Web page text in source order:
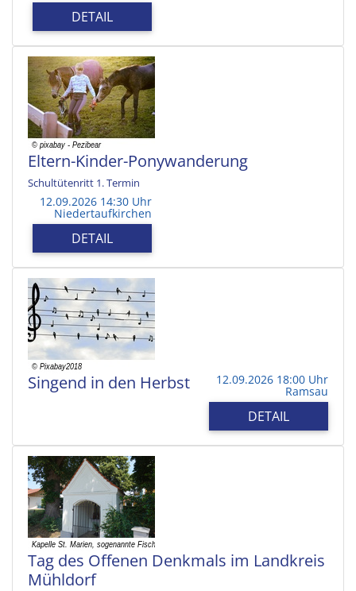
DETAIL
Eltern-Kinder-Ponywanderung
Schultütenritt 1. Termin
12.09.2026 14:30 Uhr
Niedertaufkirchen
DETAIL
Singend in den Herbst 12.09.2026 18:00 Uhr
Ramsau
DETAIL
Tag des Offenen Denkmals im Landkreis
Mühldorf